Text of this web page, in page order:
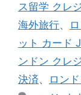
ス留学 クレ
海外旅行、
ット カード
ンドン クレ
決済、
ロン